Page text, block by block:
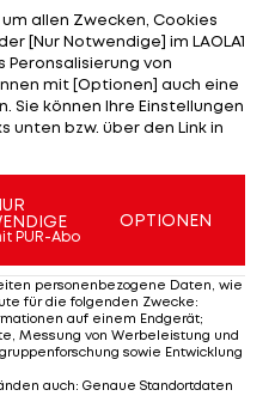
NFF verweist dabei
auf dieses
Die Albaner weisen
zurück und
auf den
zurück.
allen Zwecken, Cookies
[Nur Notwendige] im LAOLA1
Peronsalisierung von
mit [Optionen] auch eine
Sie können Ihre Einstellungen
unten bzw. über den Link in
PUR-Abo
OPTIONEN
personenbezogene Daten, wie
für die folgenden Zwecke:
auf einem Endgerät;
Messung von Werbeleistung und
sowie Entwicklung
auch: Genaue Standortdaten